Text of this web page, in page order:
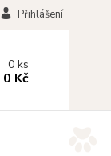
Přihlášení
0ks
0 Kč